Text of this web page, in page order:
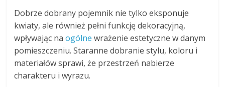
Dobrze dobrany pojemnik nie tylko eksponuje
kwiaty, ale również pełni funkcję dekoracyjną,
wpływając naogólne wrażenie estetyczne w danym
pomieszczeniu. Staranne dobranie stylu, koloru i
materiałów sprawi, że przestrzeń nabierze
charakteru i wyrazu.